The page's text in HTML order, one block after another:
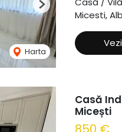
Harta
Next
Micesti,
Casă
Micești